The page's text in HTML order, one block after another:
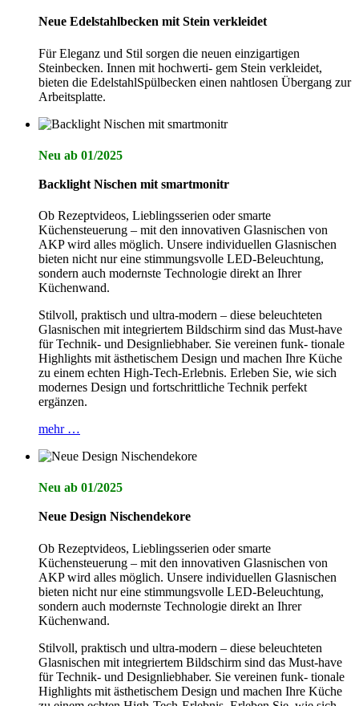
Neue Edelstahlbecken mit Stein verkleidet
Für Eleganz und Stil sorgen die neuen einzigartigen
Steinbecken. Innen mit hochwerti- gem Stein verkleidet,
bieten die EdelstahlSpülbecken einen nahtlosen Übergang zur
Arbeitsplatte.
Neu ab 01/2025
Backlight Nischen mit smartmonitr
Ob Rezeptvideos, Lieblingsserien oder smarte
Küchensteuerung – mit den innovativen Glasnischen von
AKP wird alles möglich. Unsere individuellen Glasnischen
bieten nicht nur eine stimmungsvolle LED-Beleuchtung,
sondern auch modernste Technologie direkt an Ihrer
Küchenwand.
Stilvoll, praktisch und ultra-modern – diese beleuchteten
Glasnischen mit integriertem Bildschirm sind das Must-have
für Technik- und Designliebhaber. Sie vereinen funk- tionale
Highlights mit ästhetischem Design und machen Ihre Küche
zu einem echten High-Tech-Erlebnis. Erleben Sie, wie sich
modernes Design und fortschrittliche Technik perfekt
ergänzen.
mehr …
Neu ab 01/2025
Neue Design Nischendekore
Ob Rezeptvideos, Lieblingsserien oder smarte
Küchensteuerung – mit den innovativen Glasnischen von
AKP wird alles möglich. Unsere individuellen Glasnischen
bieten nicht nur eine stimmungsvolle LED-Beleuchtung,
sondern auch modernste Technologie direkt an Ihrer
Küchenwand.
Stilvoll, praktisch und ultra-modern – diese beleuchteten
Glasnischen mit integriertem Bildschirm sind das Must-have
für Technik- und Designliebhaber. Sie vereinen funk- tionale
Highlights mit ästhetischem Design und machen Ihre Küche